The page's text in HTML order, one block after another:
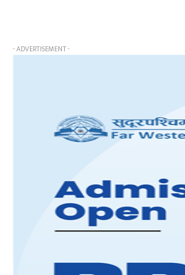
- ADVERTISEMENT -